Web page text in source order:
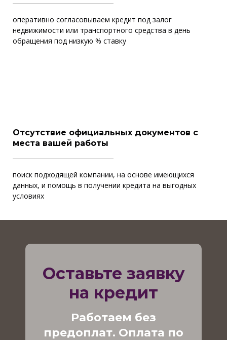
оперативно согласовываем кредит под залог
недвижимости или транспортного средства в день
обращения под низкую % ставку
Отсутствие официальных документов с
места вашей работы
поиск подходящей компании, на основе имеющихся
данных, и помощь в получении кредита на выгодных
условиях
Оставьте заявку
на кредит
Работаем без
предоплат. Оплата по